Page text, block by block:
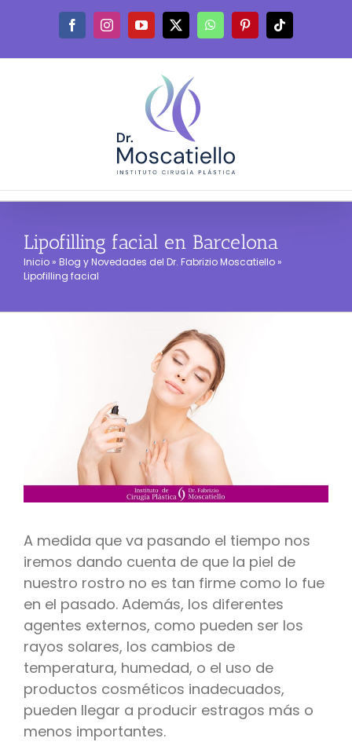
FacebookInstagramYouTube
X WhatsAppPinterestTiktok
Lipofilling facial en Barcelona
Inicio » Blog y Novedades del Dr. Fabrizio Moscatiello »
Lipofilling facial
A medida que va pasando el tiempo nos
iremos dando cuenta de que la piel de
nuestro rostro no es tan firme como lo fue
en el pasado. Además, los diferentes
agentes externos, como pueden ser los
rayos solares, los cambios de
temperatura, humedad, o el uso de
productos cosméticos inadecuados,
pueden llegar a producir estragos más o
menos importantes.